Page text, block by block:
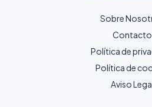
Sobre
Contacto
Política de
Política de
Aviso